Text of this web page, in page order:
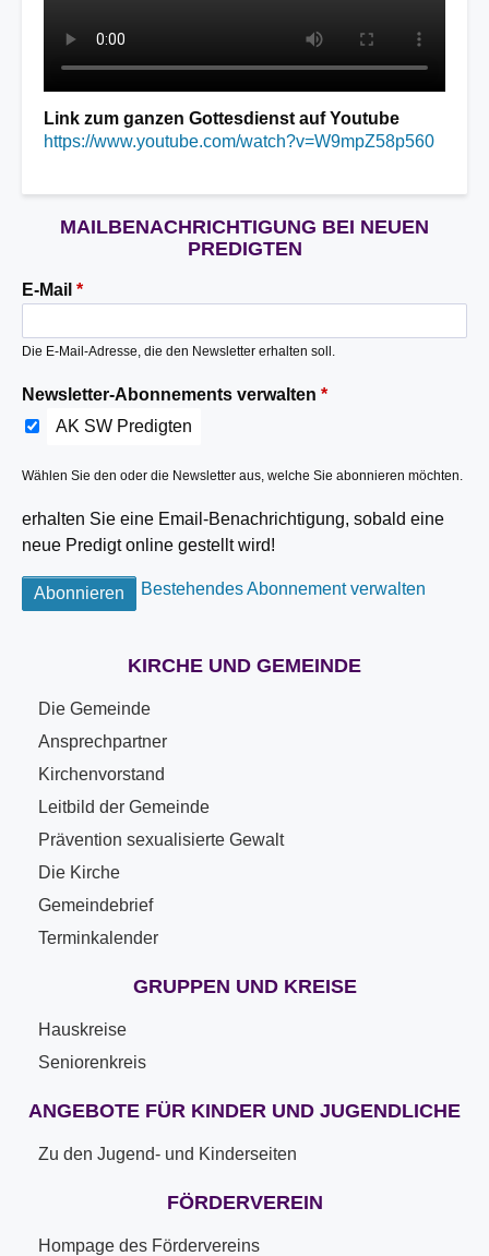
Link zum ganzen Gottesdienst auf Youtube
https://www.youtube.com/watch?v=W9mpZ58p560
MAILBENACHRICHTIGUNG BEI NEUEN
PREDIGTEN
E-Mail
Die E-Mail-Adresse, die den Newsletter erhalten soll.
Newsletter-Abonnements verwalten
AK SW Predigten
Wählen Sie den oder die Newsletter aus, welche Sie abonnieren möchten.
erhalten Sie eine Email-Benachrichtigung, sobald eine
neue Predigt online gestellt wird!
Bestehendes Abonnement verwalten
KIRCHE UND GEMEINDE
Die Gemeinde
Ansprechpartner
Kirchenvorstand
Leitbild der Gemeinde
Prävention sexualisierte Gewalt
Die Kirche
Gemeindebrief
Terminkalender
GRUPPEN UND KREISE
Hauskreise
Seniorenkreis
ANGEBOTE FÜR KINDER UND JUGENDLICHE
Zu den Jugend- und Kinderseiten
FÖRDERVEREIN
Hompage des Fördervereins